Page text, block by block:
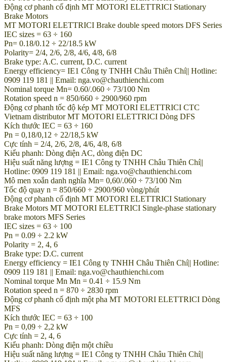
Động cơ phanh cố định MT MOTORI ELETTRICI Stationary
Brake Motors
MT MOTORI ELETTRICI Brake double speed motors DFS Series
IEC sizes = 63 ÷ 160
Pn= 0.18/0.12 ÷ 22/18.5 kW
Polarity= 2/4, 2/6, 2/8, 4/6, 4/8, 6/8
Brake type: A.C. current, D.C. current
Energy efficiency= IE1 Công ty TNHH Châu Thiên Chí|| Hotline:
0909 119 181 || Email: nga.vo@chauthienchi.com
Nominal torque Mn= 0.60/.060 ÷ 73/100 Nm
Rotation speed n = 850/660 ÷ 2900/960 rpm
Động cơ phanh tốc độ kép MT MOTORI ELETTRICI CTC
Vietnam distributor MT MOTORI ELETTRICI Dòng DFS
Kích thước IEC = 63 ÷ 160
Pn = 0,18/0,12 ÷ 22/18,5 kW
Cực tính = 2/4, 2/6, 2/8, 4/6, 4/8, 6/8
Kiểu phanh: Dòng điện AC, dòng điện DC
Hiệu suất năng lượng = IE1 Công ty TNHH Châu Thiên Chí||
Hotline: 0909 119 181 || Email: nga.vo@chauthienchi.com
Mô men xoắn danh nghĩa Mn= 0,60/.060 ÷ 73/100 Nm
Tốc độ quay n = 850/660 ÷ 2900/960 vòng/phút
Động cơ phanh cố định MT MOTORI ELETTRICI Stationary
Brake Motors MT MOTORI ELETTRICI Single-phase stationary
brake motors MFS Series
IEC sizes = 63 ÷ 100
Pn = 0.09 ÷ 2.2 kW
Polarity = 2, 4, 6
Brake type: D.C. current
Energy efficiency = IE1 Công ty TNHH Châu Thiên Chí|| Hotline:
0909 119 181 || Email: nga.vo@chauthienchi.com
Nominal torque Mn Mn = 0.41 ÷ 15.9 Nm
Rotation speed n = 870 ÷ 2830 rpm
Động cơ phanh cố định một pha MT MOTORI ELETTRICI Dòng
MFS
Kích thước IEC = 63 ÷ 100
Pn = 0,09 ÷ 2,2 kW
Cực tính = 2, 4, 6
Kiểu phanh: Dòng điện một chiều
Hiệu suất năng lượng = IE1 Công ty TNHH Châu Thiên Chí||